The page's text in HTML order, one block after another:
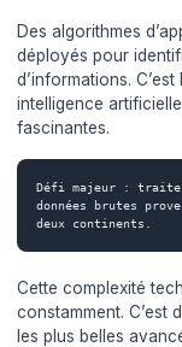
Des algorithmes
déployés pour
d’informations.
intelligence
fascinantes.
Défi majeur :
données brutes
deux continents.
Cette complexité
constamment. C’est
les plus belles